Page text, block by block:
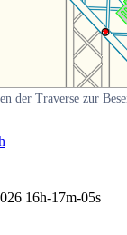
der Traverse zur
16h-17m-05s